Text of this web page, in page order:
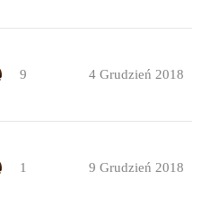
9 4 Grudzień 2018
1 9 Grudzień 2018